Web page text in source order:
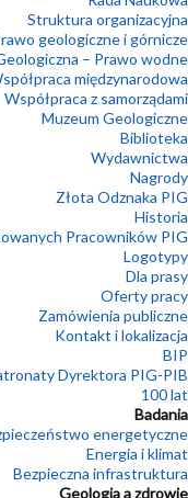
Struktura organizacyjna
geologiczne i górnicze
– Prawo wodne
międzynarodowa
Współpraca z samorządami
Muzeum Geologiczne
Biblioteka
Wydawnictwa
Nagrody
Złota Odznaka PIG
Historia
Pracowników PIG
Logotypy
Dla prasy
Oferty pracy
Zamówienia publiczne
Kontakt i lokalizacja
BIP
Dyrektora PIG-PIB
100 lat
Badania
energetyczne
Energia i klimat
Bezpieczna infrastruktura
Geologia a zdrowie